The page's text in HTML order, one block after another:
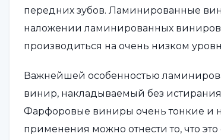
передних зубов. Ламинированные
наложении ламинированных
производиться на очень низком
Важнейшей особенностью
винир, накладываемый без
Фарфоровые виниры очень тонкие и
применения можно отнести то, что